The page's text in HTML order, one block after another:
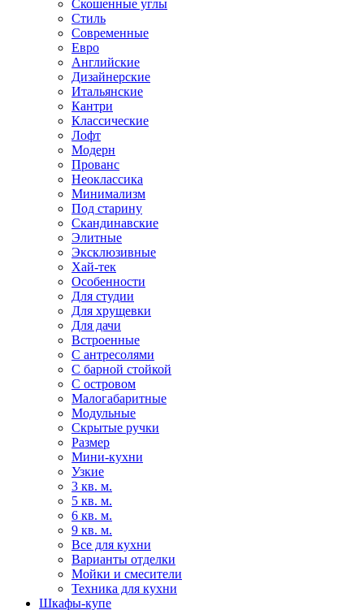
Скошенные углы
Стиль
Современные
Евро
Английские
Дизайнерские
Итальянские
Кантри
Классические
Лофт
Модерн
Прованс
Неоклассика
Минимализм
Под старину
Скандинавские
Элитные
Эксклюзивные
Хай-тек
Особенности
Для студии
Для хрущевки
Для дачи
Встроенные
С антресолями
С барной стойкой
С островом
Малогабаритные
Модульные
Скрытые ручки
Размер
Мини-кухни
Узкие
3 кв. м.
5 кв. м.
6 кв. м.
9 кв. м.
Все для кухни
Варианты отделки
Мойки и смесители
Техника для кухни
Шкафы-купе